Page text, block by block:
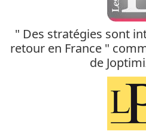
" Des stratégies sont
retour en France "
de